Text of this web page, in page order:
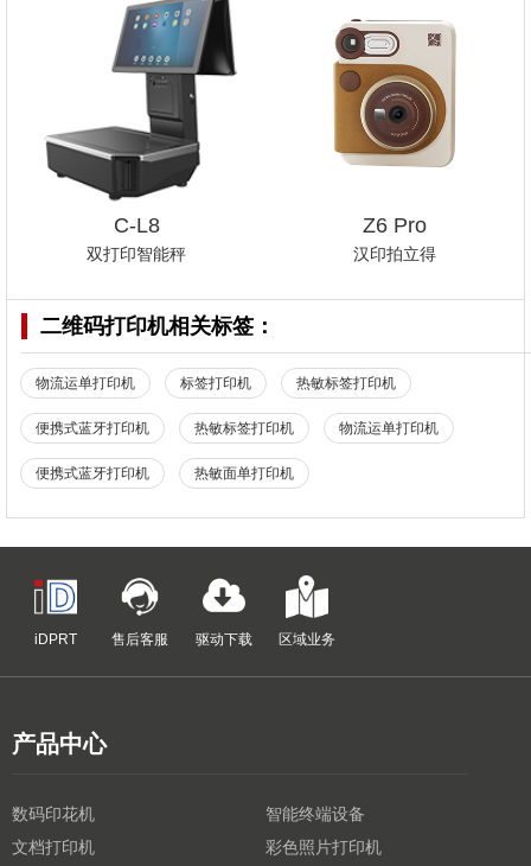
C-L8
双打印智能秤
Z6 Pro
汉印拍立得
二维码打印机相关标签：
物流运单打印机 标签打印机 热敏标签打印机
便携式蓝牙打印机 热敏标签打印机 物流运单打印机
便携式蓝牙打印机 热敏面单打印机
iDPRT 售后客服 驱动下载 区域业务
产品中心
数码印花机
智能终端设备
文档打印机
彩色照片打印机